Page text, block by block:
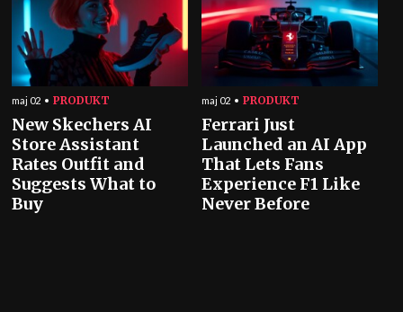
maj 02 PRODUKT
New Skechers AI
Store Assistant
Rates Outfit and
Suggests What to
Buy
maj 02 PRODUKT
Ferrari Just
Launched an AI App
That Lets Fans
Experience F1 Like
Never Before